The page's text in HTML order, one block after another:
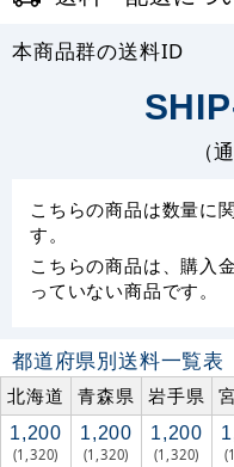
本商品群の送料ID
（
こちらの商品は数量に
す。
こちらの商品は、購入
っていない商品です。
都道府県別送料一覧表
北海道
青森県 岩手県
1,200
(1,320)
1,200
(1,320)
1,200
(1,320)